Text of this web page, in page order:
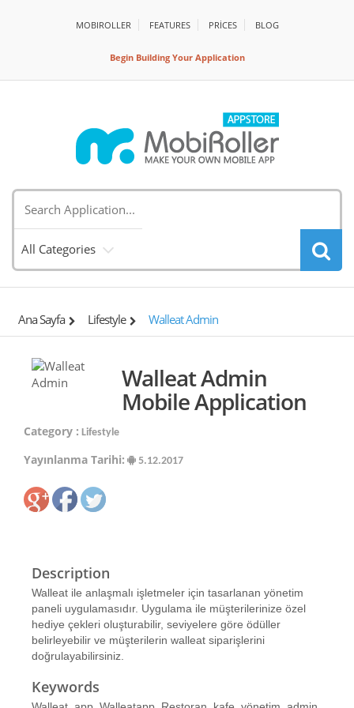
MOBIROLLER FEATURES PRİCES BLOG
Begin Building Your Application
All Categories
Ana Sayfa Lifestyle Walleat Admin
Walleat Admin
Mobile Application
Category : Lifestyle
Yayınlanma Tarihi: 5.12.2017
Description
Walleat ile anlaşmalı işletmeler için tasarlanan yönetim
paneli uygulamasıdır. Uygulama ile müşterilerinize özel
hediye çekleri oluşturabilir, seviyelere göre ödüller
belirleyebilir ve müşterilerin walleat siparişlerini
doğrulayabilirsiniz.
Keywords